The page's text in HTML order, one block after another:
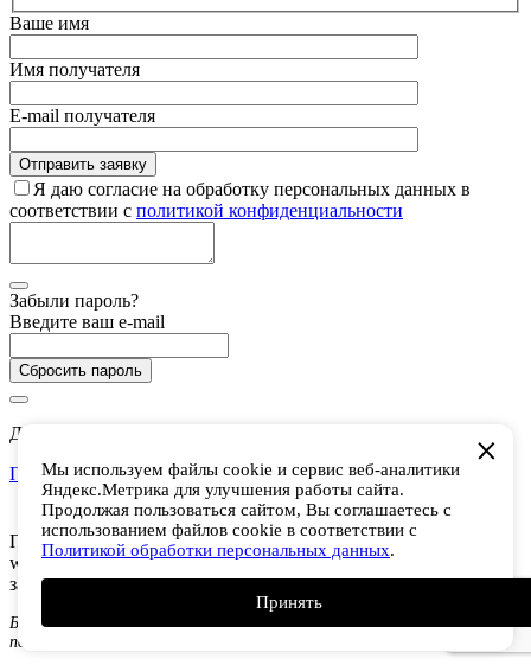
Ваше имя
Имя получателя
E-mail получателя
Я даю согласие на обработку персональных данных в
соответствии с политикой конфиденциальности
Забыли пароль?
Введите ваш e-mail
Сбросить пароль
Дарим 5 000 баллов на покупки в CHUKCHA
Присоединиться
Есть аккаунт? Войти
Присоединяйтесь к программе лояльности и получайте 5 000
welcome-баллов (1 балл = 1 рубль). Получайте кэшбек за
заказы и оплачивайте баллами до 50% от суммы покупки.
Баллы начисленные по этой акции действуют 14 дней с момента
получения.
Мы используем файлы cookie и сервис веб-аналитики
Яндекс.Метрика для улучшения работы сайта.
Продолжая пользоваться сайтом, Вы соглашаетесь с
использованием файлов cookie в соответствии с
Политикой обработки персональных данных.
Принять